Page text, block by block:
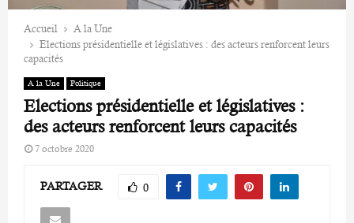
Accueil
A la Une
Elections présidentielle et législatives : des acteurs renforcent leurs
capacités
A la Une Politique
Elections présidentielle et législatives :
des acteurs renforcent leurs capacités
7 octobre 2020
PARTAGER 0